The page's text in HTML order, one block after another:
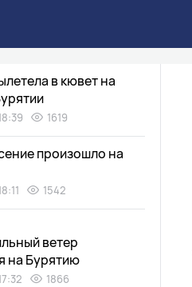
2041
в кювет на
1619
произошло на
1542
ветер
на Бурятию
1866